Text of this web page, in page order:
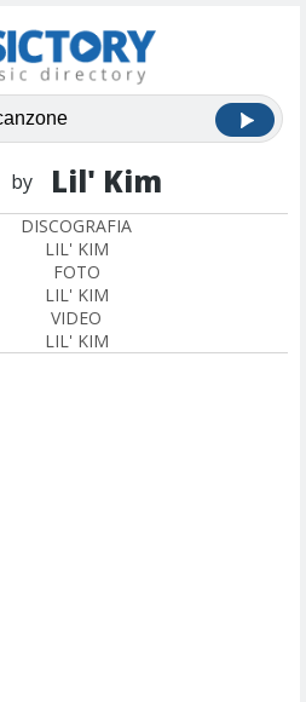
by Lil' Kim
DISCOGRAFIA
LIL' KIM
FOTO
LIL' KIM
VIDEO
LIL' KIM